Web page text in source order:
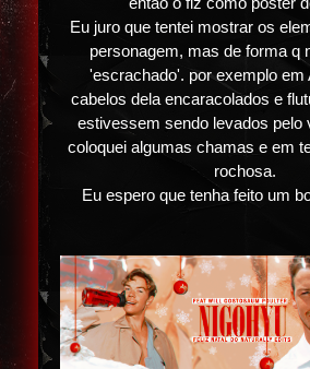
Eu juro que tentei mostrar os
personagem, mas de forma q
'escrachado'. por exemplo em
cabelos dela encaracolados e
estivessem sendo levados pelo
coloquei algumas chamas e em
rochosa.
Eu espero que tenha feito um